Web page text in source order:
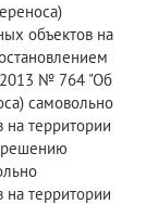
объектов на
2013 № 764 "Об
самовольно
на территории
решению
на территории